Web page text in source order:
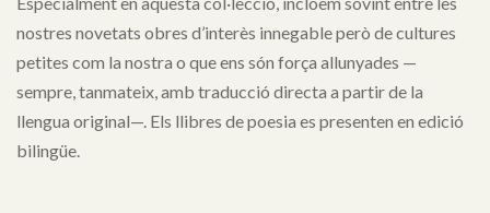
nostres novetats obres d’interès innegable però de cultures
petites com la nostra o que ens són força allunyades —
sempre, tanmateix, amb traducció directa a partir de la
llengua original—. Els llibres de poesia es presenten en edició
bilingüe.